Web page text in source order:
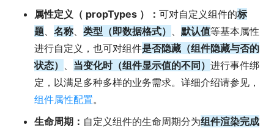
属性定义（ propTypes ）： 可对自定义组件的标
题
名称、 类型（即数据格式） 默认值等基本属性
进行自定义，也可对组件是否隐藏（组件隐藏与否的
状态）
当变化时（组件显示值的不同） 进行事件绑
定，以满足多种多样的业务需求。详细介绍请参见，
组件属性配置。
生命周期： 自定义组件的生命周期分为组件渲染完成